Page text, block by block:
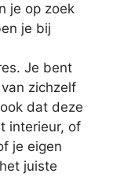
je op zoek
je bij
Je bent
zichzelf
dat deze
interieur, of
je eigen
juiste